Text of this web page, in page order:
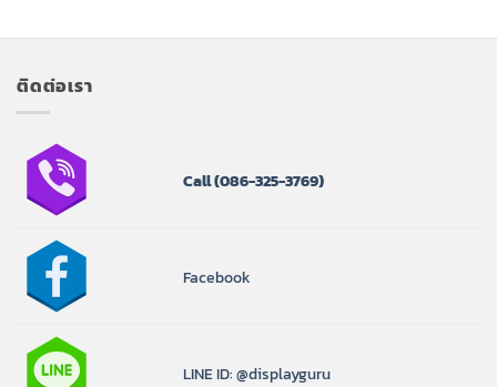
ติดต่อเรา
Call(086-325-3769)
Facebook
LINE ID: @displayguru